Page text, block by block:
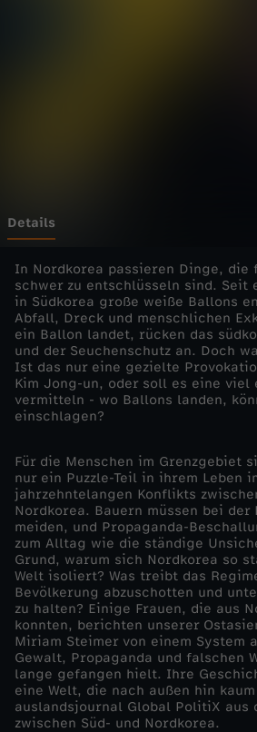
X
-
N
o
r
d
k
o
r
e
a
s
Details
In Nordkorea passieren Dinge, die
schwer zu entschlüsseln sind. Seit
in Südkorea große weiße Ballons
Abfall, Dreck und menschlichen
ein Ballon landet, rücken das
und der Seuchenschutz an. Doch
Ist das nur eine gezielte
Kim Jong-un, oder soll es eine
vermitteln - wo Ballons landen,
einschlagen?
Für die Menschen im Grenzgebiet
nur ein Puzzle-Teil in ihrem Leben
jahrzehntelangen Konflikts
Nordkorea. Bauern müssen bei der
meiden, und Propaganda-
zum Alltag wie die ständige
Grund, warum sich Nordkorea so
Welt isoliert? Was treibt das
Bevölkerung abzuschotten und
zu halten? Einige Frauen, die aus
konnten, berichten unserer
Miriam Steimer von einem System
Gewalt, Propaganda und falschen
lange gefangen hielt. Ihre
eine Welt, die nach außen hin
auslandsjournal Global PolitiX aus
zwischen Süd- und Nordkorea.